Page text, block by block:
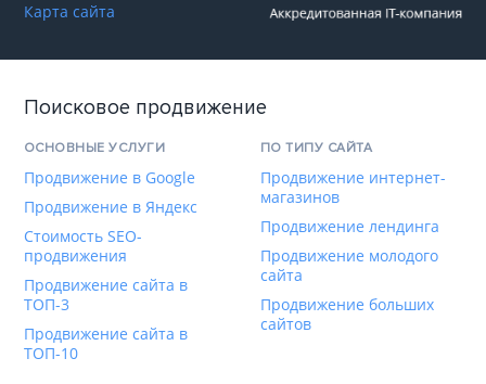
Карта сайта
Поисковое продвижение
ОСНОВНЫЕ УСЛУГИ
Продвижение в Google
Продвижение в Яндекс
Стоимость SEO-
продвижения
Продвижение сайта в
ТОП-3
Продвижение сайта в
ТОП-10
ПО ТИПУ САЙТА
Продвижение интернет-
магазинов
Продвижение лендинга
Продвижение молодого
сайта
Продвижение больших
сайтов